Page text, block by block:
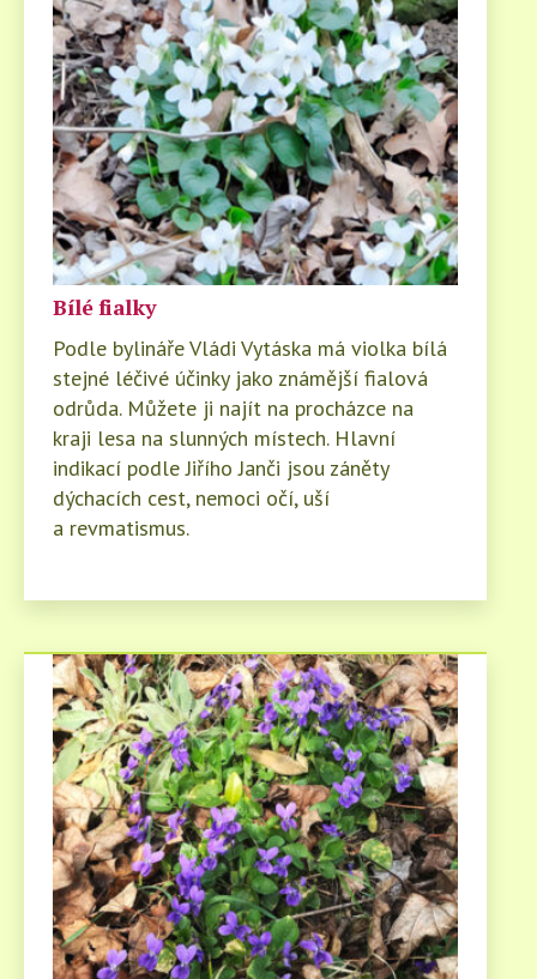
Bílé fialky
Podle bylináře Vládi Vytáska má violka bílá
stejné léčivé účinky jako známější fialová
odrůda. Můžete ji najít na procházce na
kraji lesa na slunných místech. Hlavní
indikací podle Jiřího Janči jsou záněty
dýchacích cest, nemoci očí, uší
a revmatismus.